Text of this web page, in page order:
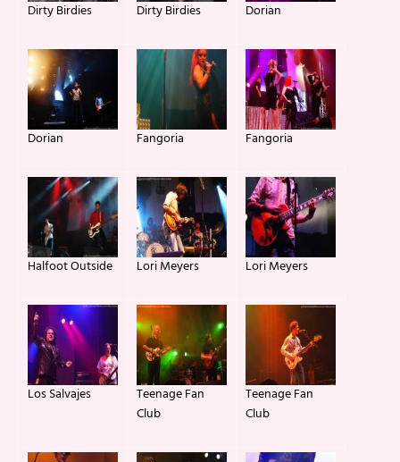
Dirty Birdies Dirty Birdies Dorian
Dorian Fangoria Fangoria
Halfoot Outside Lori Meyers Lori Meyers
Los Salvajes
Teenage Fan
Club
Teenage Fan
Club